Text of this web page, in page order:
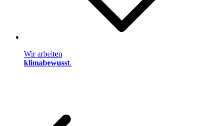
Wir arbeiten
klimabewusst.